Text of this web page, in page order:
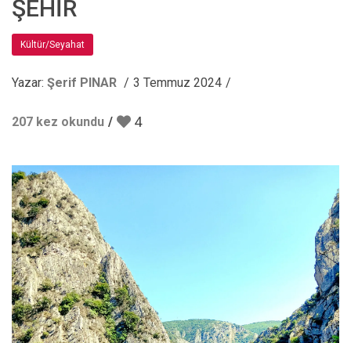
ŞEHİR
Kültür/Seyahat
Yazar: Şerif PINAR 3 Temmuz 2024
207 kez okundu 4